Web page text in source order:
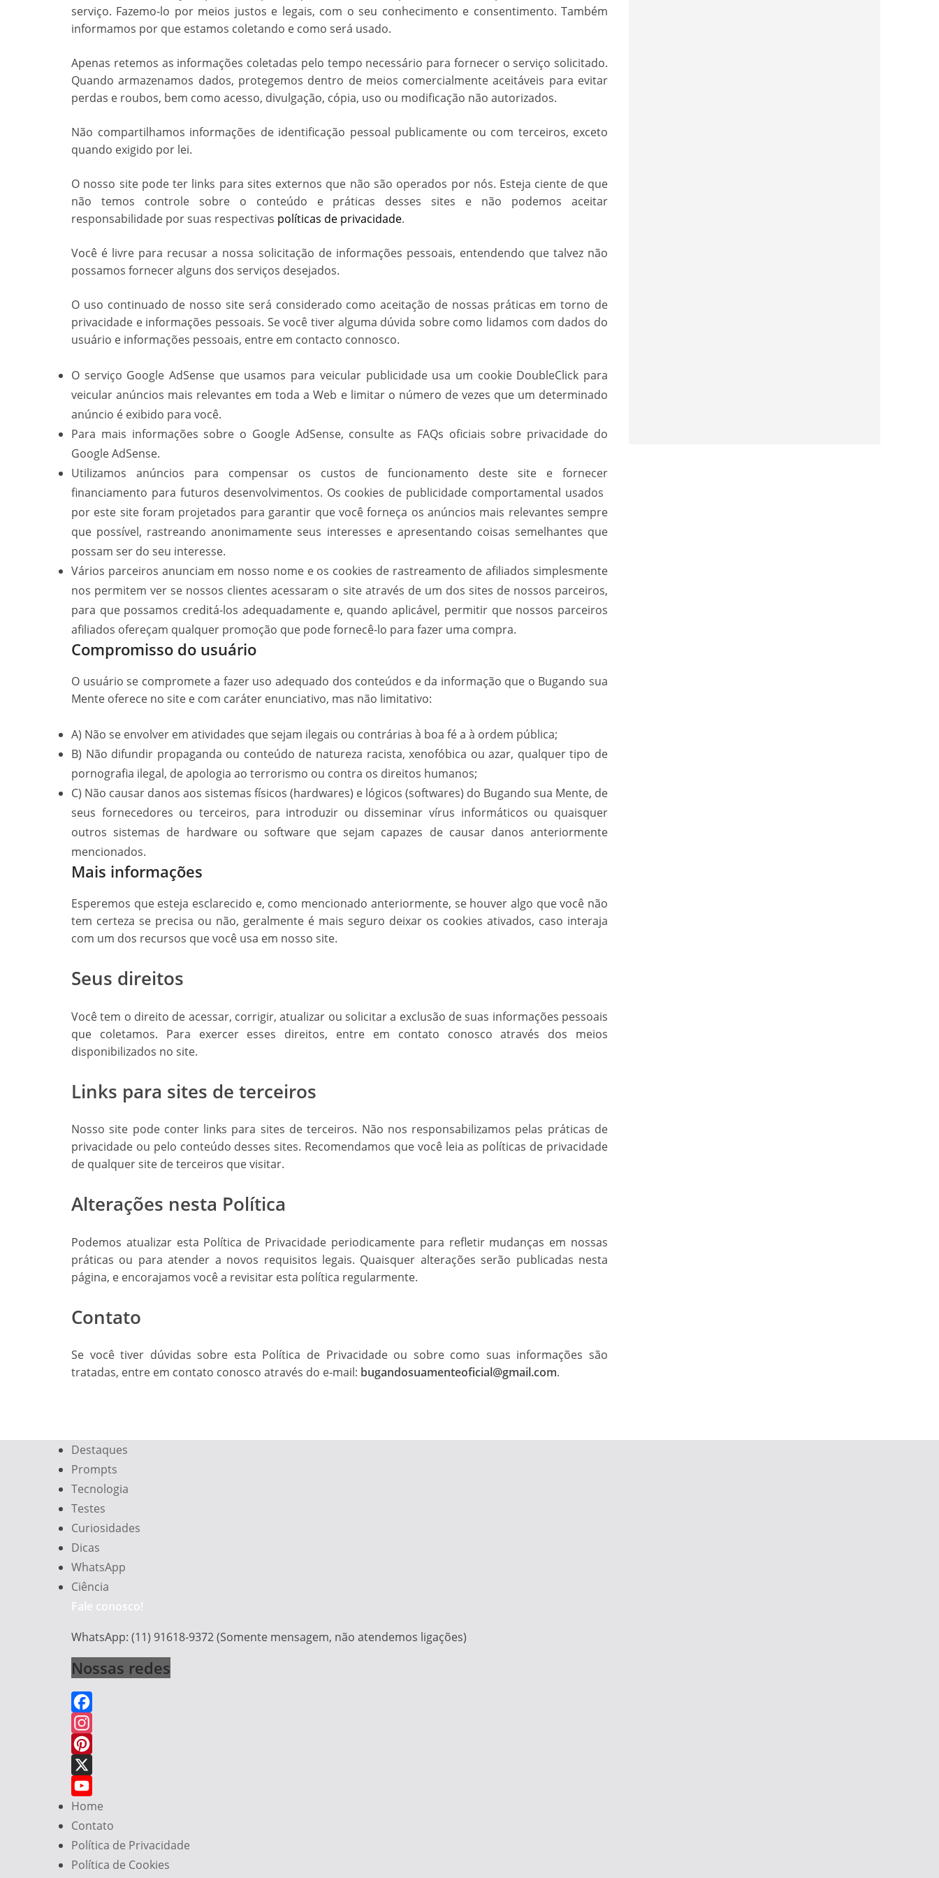
serviço. Fazemo-lo por meios justos e legais, com o seu conhecimento e consentimento. Também
informamos por que estamos coletando e como será usado.
Apenas retemos as informações coletadas pelo tempo necessário para fornecer o serviço solicitado.
Quando armazenamos dados, protegemos dentro de meios comercialmente aceitáveis ​​para evitar
perdas e roubos, bem como acesso, divulgação, cópia, uso ou modificação não autorizados.
Não compartilhamos informações de identificação pessoal publicamente ou com terceiros, exceto
quando exigido por lei.
O nosso site pode ter links para sites externos que não são operados por nós. Esteja ciente de que
não temos controle sobre o conteúdo e práticas desses sites e não podemos aceitar
responsabilidade por suas respectivas políticas de privacidade.
Você é livre para recusar a nossa solicitação de informações pessoais, entendendo que talvez não
possamos fornecer alguns dos serviços desejados.
O uso continuado de nosso site será considerado como aceitação de nossas práticas em torno de
privacidade e informações pessoais. Se você tiver alguma dúvida sobre como lidamos com dados do
usuário e informações pessoais, entre em contacto connosco.
O serviço Google AdSense que usamos para veicular publicidade usa um cookie DoubleClick para
veicular anúncios mais relevantes em toda a Web e limitar o número de vezes que um determinado
anúncio é exibido para você.
Para mais informações sobre o Google AdSense, consulte as FAQs oficiais sobre privacidade do
Google AdSense.
Utilizamos anúncios para compensar os custos de funcionamento deste site e fornecer
financiamento para futuros desenvolvimentos. Os cookies de publicidade comportamental usados ​​
por este site foram projetados para garantir que você forneça os anúncios mais relevantes sempre
que possível, rastreando anonimamente seus interesses e apresentando coisas semelhantes que
possam ser do seu interesse.
Vários parceiros anunciam em nosso nome e os cookies de rastreamento de afiliados simplesmente
nos permitem ver se nossos clientes acessaram o site através de um dos sites de nossos parceiros,
para que possamos creditá-los adequadamente e, quando aplicável, permitir que nossos parceiros
afiliados ofereçam qualquer promoção que pode fornecê-lo para fazer uma compra.
Compromisso do usuário
O usuário se compromete a fazer uso adequado dos conteúdos e da informação que o Bugando sua
Mente oferece no site e com caráter enunciativo, mas não limitativo:
A) Não se envolver em atividades que sejam ilegais ou contrárias à boa fé a à ordem pública;
B) Não difundir propaganda ou conteúdo de natureza racista, xenofóbica ou azar, qualquer tipo de
pornografia ilegal, de apologia ao terrorismo ou contra os direitos humanos;
C) Não causar danos aos sistemas físicos (hardwares) e lógicos (softwares) do Bugando sua Mente, de
seus fornecedores ou terceiros, para introduzir ou disseminar vírus informáticos ou quaisquer
outros sistemas de hardware ou software que sejam capazes de causar danos anteriormente
mencionados.
Mais informações
Esperemos que esteja esclarecido e, como mencionado anteriormente, se houver algo que você não
tem certeza se precisa ou não, geralmente é mais seguro deixar os cookies ativados, caso interaja
com um dos recursos que você usa em nosso site.
Seus direitos
Você tem o direito de acessar, corrigir, atualizar ou solicitar a exclusão de suas informações pessoais
que coletamos. Para exercer esses direitos, entre em contato conosco através dos meios
disponibilizados no site.
Links para sites de terceiros
Nosso site pode conter links para sites de terceiros. Não nos responsabilizamos pelas práticas de
privacidade ou pelo conteúdo desses sites. Recomendamos que você leia as políticas de privacidade
de qualquer site de terceiros que visitar.
Alterações nesta Política
Podemos atualizar esta Política de Privacidade periodicamente para refletir mudanças em nossas
práticas ou para atender a novos requisitos legais. Quaisquer alterações serão publicadas nesta
página, e encorajamos você a revisitar esta política regularmente.
Contato
Se você tiver dúvidas sobre esta Política de Privacidade ou sobre como suas informações são
tratadas, entre em contato conosco através do e-mail: bugandosuamenteoficial@gmail.com.
Destaques
Prompts
Tecnologia
Testes
Curiosidades
Dicas
WhatsApp
Ciência
Fale conosco!
WhatsApp: (11) 91618-9372 (Somente mensagem, não atendemos ligações)
Nossas redes
F
a
c
e
b
o
o
k
I
n
s
t
a
g
r
P
n
t
e
r
X
Y
o
u
T
Home
Contato
Política de Privacidade
Política de Cookies